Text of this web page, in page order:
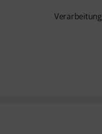
Verarbeitung